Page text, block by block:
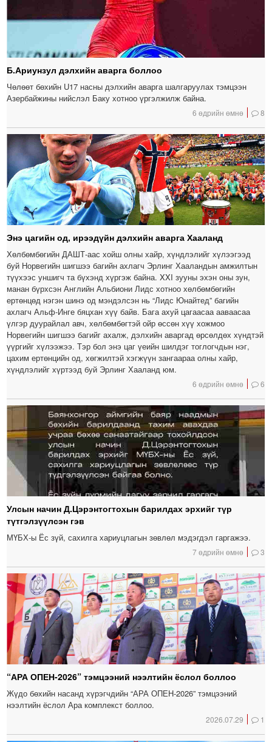
Б.Ариунзул дэлхийн аварга боллоо
Чөлөөт бөхийн U17 насны дэлхийн аварга шалгаруулах тэмцээн
Азербайжины нийслэл Баку хотноо үргэлжилж байна.
6 өдрийн өмнө 8
Энэ цагийн од, ирээдүйн дэлхийн аварга Хааланд
Хөлбөмбөгийн ДАШТ-аас хойш олны хайр, хүндлэлийг хүлээгээд
буй Норвегийн шигшээ багийн ахлагч Эрлинг Хааландын амжилтын
түүхээс уншигч та бүхэнд хүргэж байна. XXI зууны эхэн оны зун,
манан бүрхсэн Английн Альбиони Лидс хотноо хөлбөмбөгийн
ертөнцөд нэгэн шинэ од мэндэлсэн нь “Лидс Юнайтед” багийн
ахлагч Альф-Инге бяцхан хүү байв. Бага ахуй цагаасаа ааваасаа
үлгэр дуурайлал авч, хөлбөмбөгтэй ойр өссөн хүү хожмоо
Норвегийн шигшээ багийг ахалж, дэлхийн аваргад өрсөлдөх хүндтэй
үүргийг хүлээжээ. Тэр бол энэ цаг үеийн шилдэг тоглогчдын нэг,
цахим ертөнцийн од, хөгжилтэй хэгжүүн зангаараа олны хайр,
хүндлэлийг хүртээд буй Эрлинг Хааланд юм.
6 өдрийн өмнө 6
Улсын начин Д.Цэрэнтогтохын барилдах эрхийг түр
түтгэлзүүлсэн гэв
МҮБХ-ы Ёс зүй, сахилга хариуцлагын зөвлөл мэдэгдэл гаргажээ.
7 өдрийн өмнө 3
“АРА ОПЕН-2026” тэмцээний нээлтийн ёслол боллоо
Жүдо бөхийн насанд хүрэгчдийн “АРА ОПЕН-2026” тэмцээний
нээлтийн ёслол Ара комплекст боллоо.
2026.07.29 1